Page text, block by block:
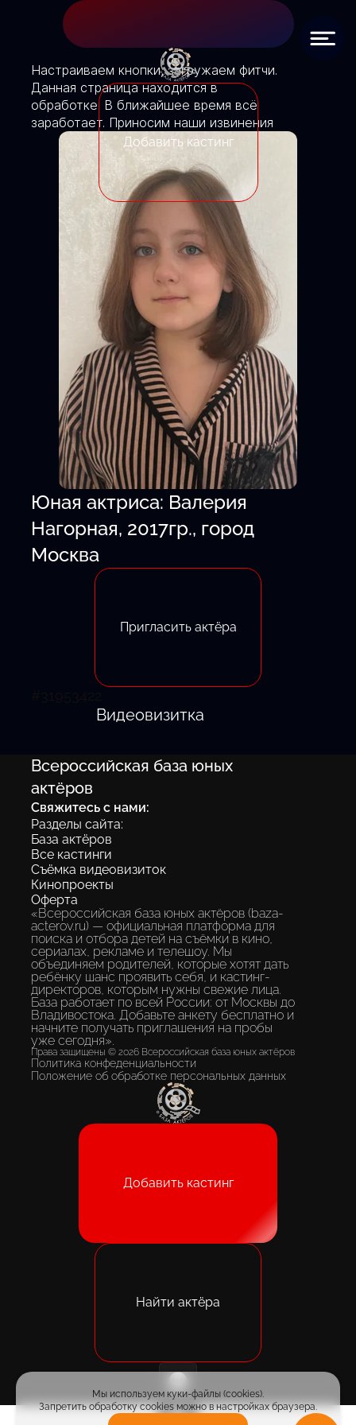
Добавить кастинг
Мы используем куки-файлы (cookies).
Запретить обработку cookies можно в настройках браузера.
Настраиваем кнопки, загружаем фитчи.
Данная страница находится в
обработке. В ближайшее время всё
заработает. Приносим наши извинения
Юная актриса: Валерия
Нагорная, 2017гр., город
Москва
Пригласить актёра
Видеовизитка
Всероссийская база юных
актёров
Свяжитесь с нами:
Разделы сайта:
База актёров
Все кастинги
Съёмка видеовизиток
Кинопроекты
Оферта
«Всероссийская база юных актёров (baza-
acterov.ru) — официальная платформа для
поиска и отбора детей на съёмки в кино,
сериалах, рекламе и телешоу. Мы
объединяем родителей, которые хотят дать
ребёнку шанс проявить себя, и кастинг-
директоров, которым нужны свежие лица.
База работает по всей России: от Москвы до
Владивостока. Добавьте анкету бесплатно и
начните получать приглашения на пробы
уже сегодня».
Права защищены © 2026 Всероссийская база юных актёров
Политика конфеденциальности
Положение об обработке персональных данных
Добавить кастинг
Найти актёра